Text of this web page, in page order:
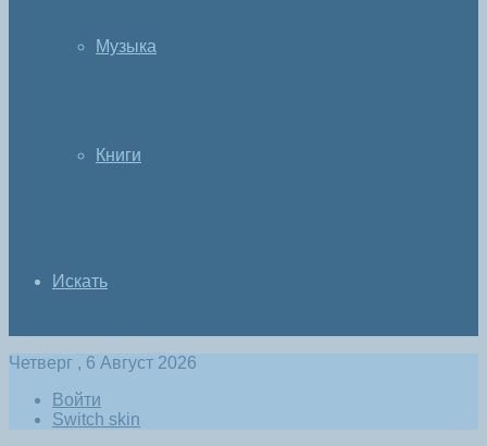
Музыка
Книги
Искать
Четверг , 6 Август 2026
Войти
Switch skin